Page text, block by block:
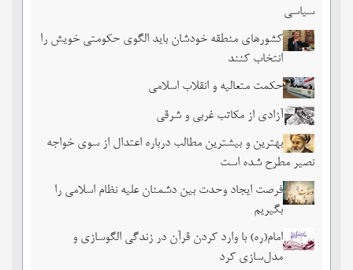
سیاسی
کشورهای منطقه خودشان باید الگوی حکومتی خویش را
انتخاب کنند
حکمت متعالیه و انقلاب اسلامی
آزادی از مکاتب غربی و شرقی
بهترین و بیشترین مطالب درباره اعتدال از سوی خواجه
نصیر مطرح شده است
فرصت ایجاد وحدت بین دشمنان علیه نظام اسلامی را
بگیریم
امام(ره) با وارد کردن قرآن در زندگی الگوسازی و
مدل‌سازی کرد